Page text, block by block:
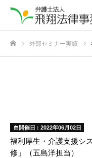
外部セミナー実績
開催日 : 2022年06月02日
福利厚生・介護支援シ
修」（五島洋担当）